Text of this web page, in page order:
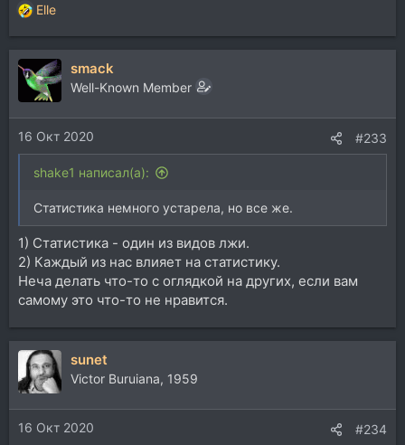
Р
е
а
к
и
и
:
Elle
smack
Well-Known Member
16 Окт 2020 #233
shake1 написал(а):
Статистика немного устарела, но все же.
1) Статистика - один из видов лжи.
2) Каждый из нас влияет на статистику.
Неча делать что-то с оглядкой на других, если вам
самому это что-то не нравится.
sunet
Victor Buruiana, 1959
16 Окт 2020 #234